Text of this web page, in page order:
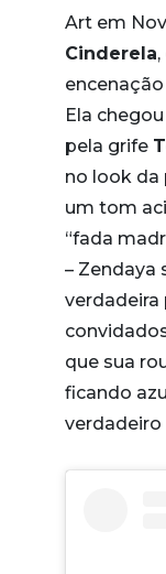
Art em
Cinderela
Ela
pela grife
no look da
um tom
“fada
– Zendaya
verdadeira
que sua
ficando
verdadeiro